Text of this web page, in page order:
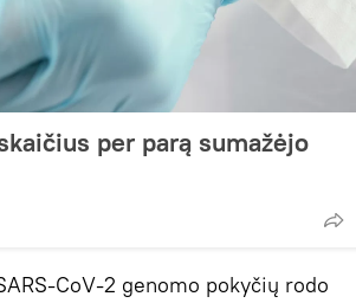
per parą sumažėjo
CoV-2 genomo pokyčių rodo